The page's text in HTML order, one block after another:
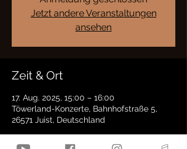
Jetzt andere Veranstaltungen
ansehen
Zeit & Ort
17. Aug. 2025, 15:00 – 16:00
Töwerland-Konzerte, Bahnhofstraße 5,
26571 Juist, Deutschland